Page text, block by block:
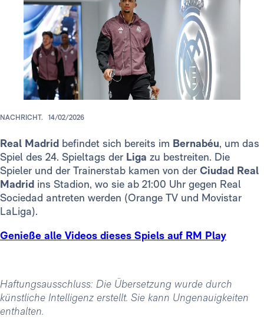
NACHRICHT. 14/02/2026
Real Madrid befindet sich bereits im Bernabéu, um das
Spiel des 24. Spieltags der Liga zu bestreiten. Die
Spieler und der Trainerstab kamen von der Ciudad Real
Madrid ins Stadion, wo sie ab 21:00 Uhr gegen Real
Sociedad antreten werden (Orange TV und Movistar
LaLiga).
Genieße alle Videos dieses Spiels auf RM Play
Haftungsausschluss: Die Übersetzung wurde durch
künstliche Intelligenz erstellt. Sie kann Ungenauigkeiten
enthalten.